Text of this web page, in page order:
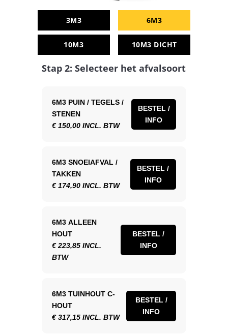
3M3 6M3
10M3 10M3 DICHT
Stap 2: Selecteer het afvalsoort
6M3 PUIN / TEGELS /
STENEN
€ 150,00 INCL. BTW
BESTEL /
INFO
6M3 SNOEIAFVAL /
TAKKEN
€ 174,90 INCL. BTW
BESTEL /
INFO
6M3 ALLEEN
HOUT
€ 223,85 INCL.
BTW
BESTEL /
INFO
6M3 TUINHOUT C-
HOUT
€ 317,15 INCL. BTW
BESTEL /
INFO